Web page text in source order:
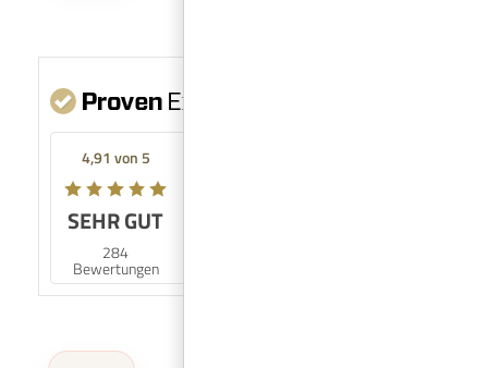
4,91 von 5
SEHR GUT
284
Bewertungen